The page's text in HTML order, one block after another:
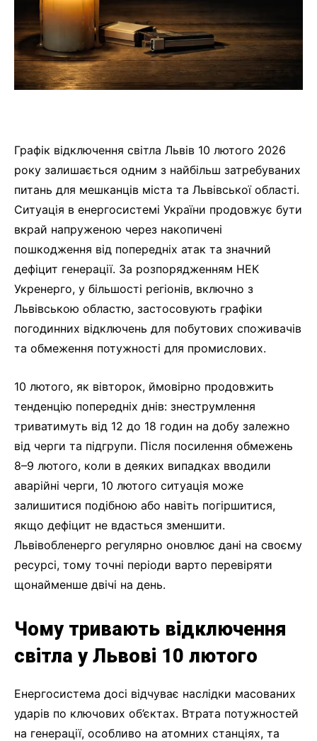
Графік відключення світла Львів 10 лютого 2026
року залишається одним з найбільш затребуваних
питань для мешканців міста та Львівської області.
Ситуація в енергосистемі України продовжує бути
вкрай напруженою через накопичені
пошкодження від попередніх атак та значний
дефіцит генерації. За розпорядженням НЕК
Укренерго, у більшості регіонів, включно з
Львівською областю, застосовують графіки
погодинних відключень для побутових споживачів
та обмеження потужності для промислових.
10 лютого, як вівторок, ймовірно продовжить
тенденцію попередніх днів: знеструмлення
триватимуть від 12 до 18 годин на добу залежно
від черги та підгрупи. Після посилення обмежень
8–9 лютого, коли в деяких випадках вводили
аварійні черги, 10 лютого ситуація може
залишитися подібною або навіть погіршитися,
якщо дефіцит не вдасться зменшити.
Львівобленерго регулярно оновлює дані на своєму
ресурсі, тому точні періоди варто перевіряти
щонайменше двічі на день.
Чому тривають відключення
світла у Львові 10 лютого
Енергосистема досі відчуває наслідки масованих
ударів по ключових об’єктах. Втрата потужностей
на генерації, особливо на атомних станціях, та